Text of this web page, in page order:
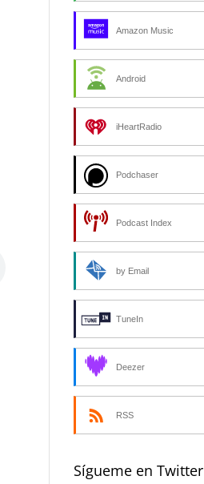
Amazon Music
Android
iHeartRadio
Podchaser
Podcast Index
by Email
TuneIn
Deezer
RSS
Sígueme en Twitter